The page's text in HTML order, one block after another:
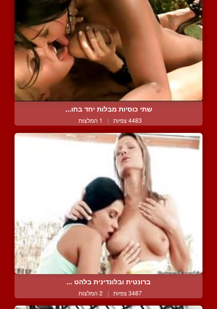
שתי כוסיות מבלות יחד בחו...
4483 צפיות | 1 המלצות
ברונטית ובלונדינית בלהט ...
3487 צפיות | 2 המלצות